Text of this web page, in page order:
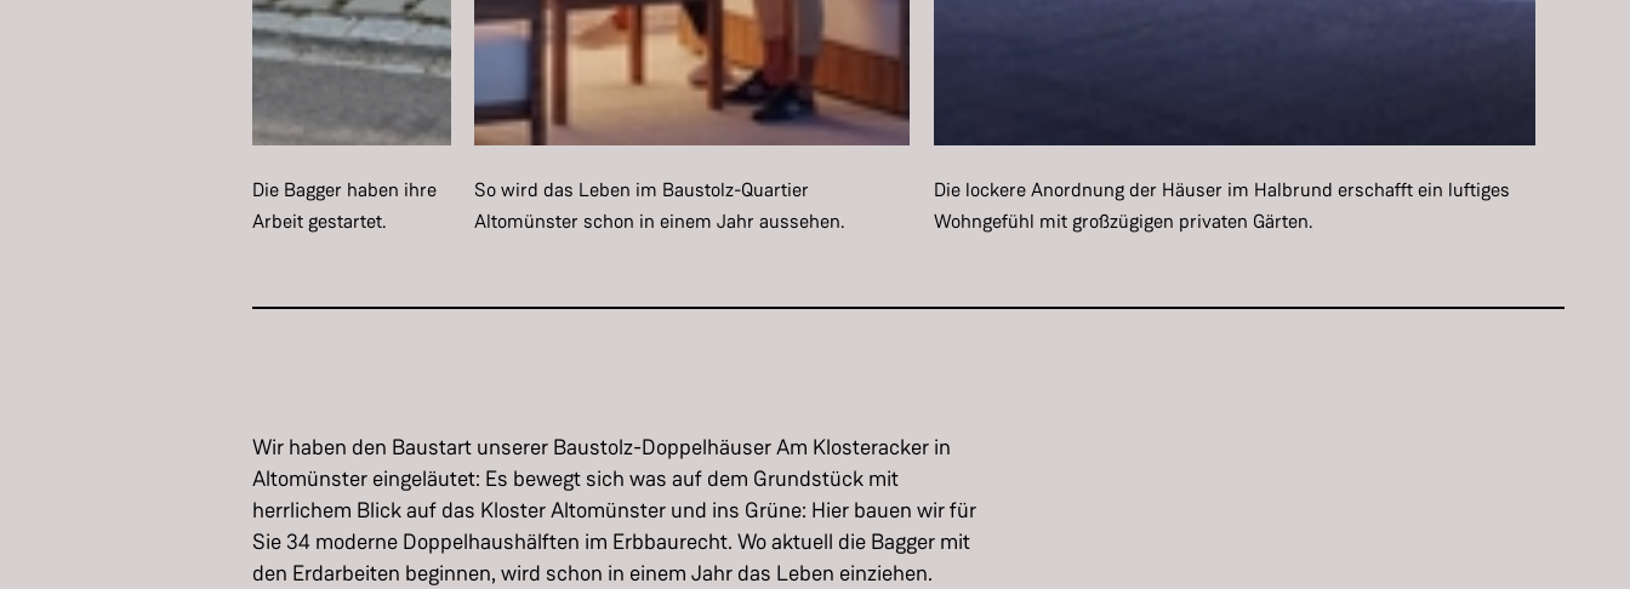
Die Bagger haben ihre
Arbeit gestartet.
So wird das Leben im Baustolz-Quartier
Altomünster schon in einem Jahr aussehen.
Die lockere Anordnung der Häuser im Halbrund erschafft ein luftiges
Wohngefühl mit großzügigen privaten Gärten.
Wir haben den Baustart unserer Baustolz-Doppelhäuser Am Klosteracker in
Altomünster eingeläutet: Es bewegt sich was auf dem Grundstück mit
herrlichem Blick auf das Kloster Altomünster und ins Grüne: Hier bauen wir für
Sie 34 moderne Doppelhaushälften im Erbbaurecht. Wo aktuell die Bagger mit
den Erdarbeiten beginnen, wird schon in einem Jahr das Leben einziehen.